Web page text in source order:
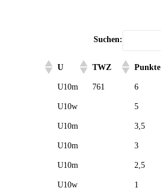
Suchen:
U TWZ Punkte
U10m 761 6
U10w 5
U10m 3,5
U10m 3
U10m 2,5
U10w 1